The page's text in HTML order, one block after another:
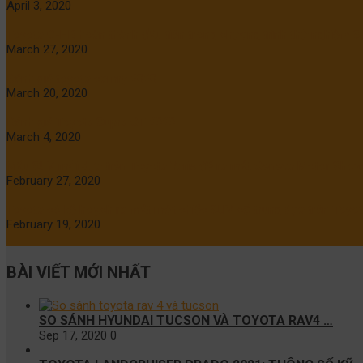
April 3, 2020
March 27, 2020
March 20, 2020
March 4, 2020
February 27, 2020
February 19, 2020
BÀI VIẾT MỚI NHẤT
SO SÁNH HYUNDAI TUCSON VÀ TOYOTA RAV4 …
Sep 17, 2020 0